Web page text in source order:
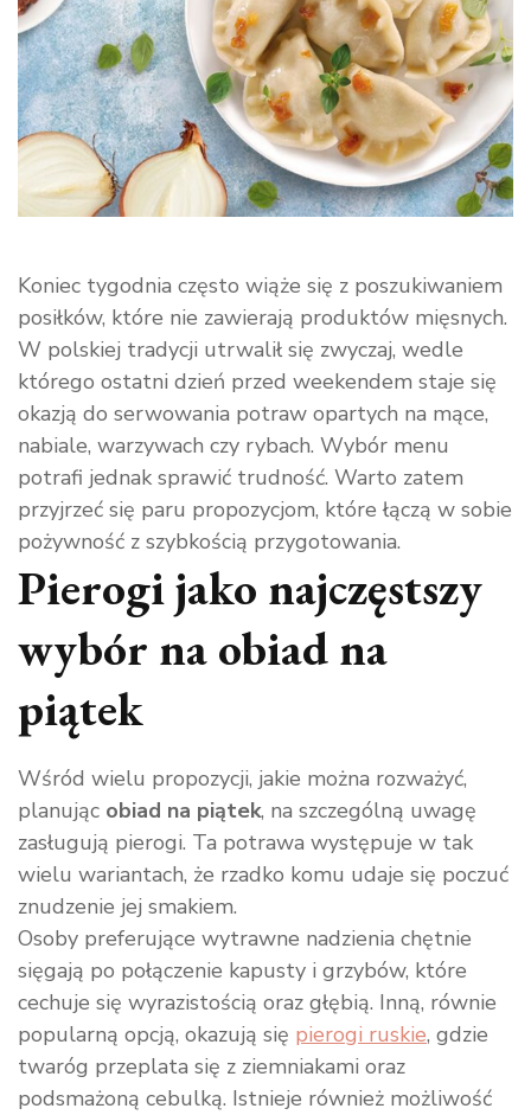
Koniec tygodnia często wiąże się z poszukiwaniem
posiłków, które nie zawierają produktów mięsnych.
W polskiej tradycji utrwalił się zwyczaj, wedle
którego ostatni dzień przed weekendem staje się
okazją do serwowania potraw opartych na mące,
nabiale, warzywach czy rybach. Wybór menu
potrafi jednak sprawić trudność. Warto zatem
przyjrzeć się paru propozycjom, które łączą w sobie
pożywność z szybkością przygotowania.
Pierogi jako najczęstszy
wybór na obiad na
piątek
Wśród wielu propozycji, jakie można rozważyć,
planując obiad na piątek, na szczególną uwagę
zasługują pierogi. Ta potrawa występuje w tak
wielu wariantach, że rzadko komu udaje się poczuć
znudzenie jej smakiem.
Osoby preferujące wytrawne nadzienia chętnie
sięgają po połączenie kapusty i grzybów, które
cechuje się wyrazistością oraz głębią. Inną, równie
popularną opcją, okazują się pierogi ruskie, gdzie
twaróg przeplata się z ziemniakami oraz
podsmażoną cebulką. Istnieje również możliwość